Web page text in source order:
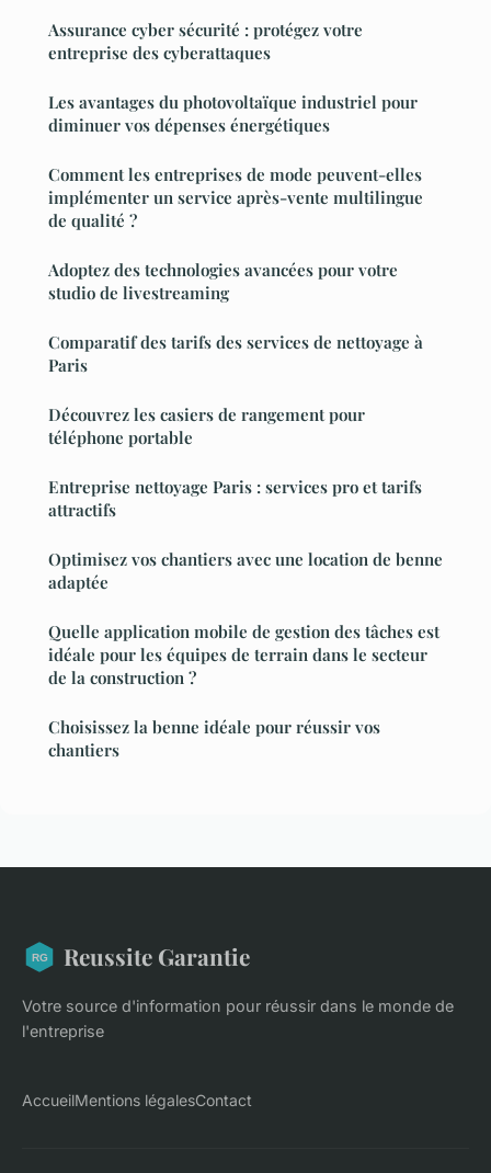
Assurance cyber sécurité : protégez votre
entreprise des cyberattaques
Les avantages du photovoltaïque industriel pour
diminuer vos dépenses énergétiques
Comment les entreprises de mode peuvent-elles
implémenter un service après-vente multilingue
de qualité ?
Adoptez des technologies avancées pour votre
studio de livestreaming
Comparatif des tarifs des services de nettoyage à
Paris
Découvrez les casiers de rangement pour
téléphone portable
Entreprise nettoyage Paris : services pro et tarifs
attractifs
Optimisez vos chantiers avec une location de benne
adaptée
Quelle application mobile de gestion des tâches est
idéale pour les équipes de terrain dans le secteur
de la construction ?
Choisissez la benne idéale pour réussir vos
chantiers
Reussite Garantie
Votre source d'information pour réussir dans le monde de
l'entreprise
AccueilMentions légalesContact